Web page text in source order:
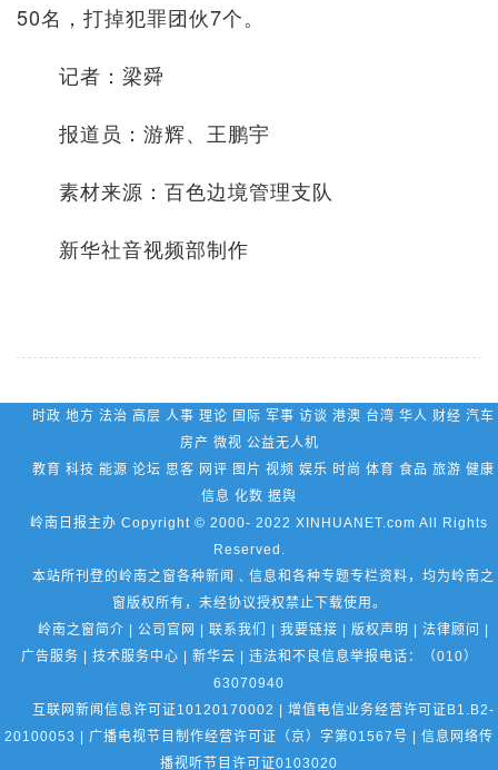
50名，打掉犯罪团伙7个。
记者：梁舜
报道员：游辉、王鹏宇
素材来源：百色边境管理支队
新华社音视频部制作
时政 地方 法治 高层 人事 理论 国际 军事 访谈 港澳 台湾 华人 财经 汽车
房产 微视 公益无人机
教育 科技 能源 论坛 思客 网评 图片 视频 娱乐 时尚 体育 食品 旅游 健康
信息 化数 据舆
岭南日报主办 Copyright © 2000- 2022 XINHUANET.com All Rights
Reserved.
本站所刊登的岭南之窗各种新闻﹑信息和各种专题专栏资料，均为岭南之
窗版权所有，未经协议授权禁止下载使用。
岭南之窗简介 | 公司官网 | 联系我们 | 我要链接 | 版权声明 | 法律顾问 |
广告服务 | 技术服务中心 | 新华云 | 违法和不良信息举报电话：（010）
63070940
互联网新闻信息许可证10120170002 | 增值电信业务经营许可证B1.B2-
20100053 | 广播电视节目制作经营许可证（京）字第01567号 | 信息网络传
播视听节目许可证0103020